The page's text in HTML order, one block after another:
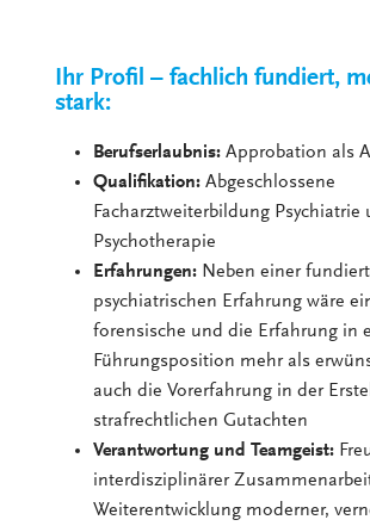
Ihr Profil – fachlich fundiert,
stark:
Berufserlaubnis: Approbation als
Qualifikation: Abgeschlossene
Facharztweiterbildung Psychiatrie
Psychotherapie
Erfahrungen: Neben einer
psychiatrischen Erfahrung wäre
forensische und die Erfahrung in
Führungsposition mehr als
auch die Vorerfahrung in der
strafrechtlichen Gutachten
Verantwortung und Teamgeist:
interdisziplinärer
Weiterentwicklung moderner,